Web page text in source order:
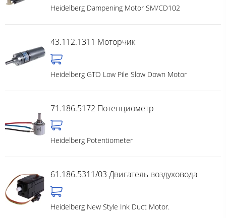
Heidelberg Dampening Motor SM/CD102
43.112.1311 Моторчик
Heidelberg GTO Low Pile Slow Down Motor
71.186.5172 Потенциометр
Heidelberg Potentiometer
61.186.5311/03 Двигатель воздуховода
Heidelberg New Style Ink Duct Motor.